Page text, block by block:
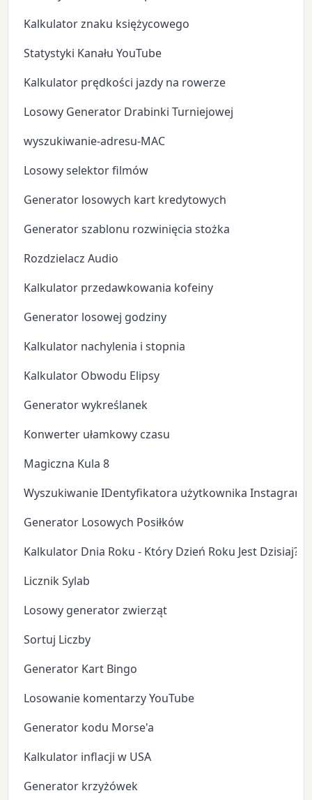
Kalkulator znaku księżycowego
Statystyki Kanału YouTube
Kalkulator prędkości jazdy na rowerze
Losowy Generator Drabinki Turniejowej
wyszukiwanie-adresu-MAC
Losowy selektor filmów
Generator losowych kart kredytowych
Generator szablonu rozwinięcia stożka
Rozdzielacz Audio
Kalkulator przedawkowania kofeiny
Generator losowej godziny
Kalkulator nachylenia i stopnia
Kalkulator Obwodu Elipsy
Generator wykreślanek
Konwerter ułamkowy czasu
Magiczna Kula 8
Wyszukiwanie IDentyfikatora użytkownika Instagram
Generator Losowych Posiłków
Kalkulator Dnia Roku - Który Dzień Roku Jest Dzisiaj?
Licznik Sylab
Losowy generator zwierząt
Sortuj Liczby
Generator Kart Bingo
Losowanie komentarzy YouTube
Generator kodu Morse'a
Kalkulator inflacji w USA
Generator krzyżówek